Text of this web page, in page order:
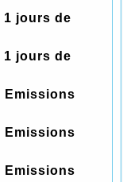
1 jours de
1 jours de
Emissions
Emissions
Emissions